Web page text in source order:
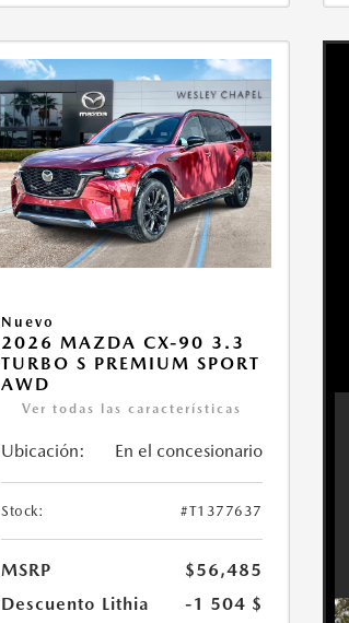
Nuevo
2026 MAZDA CX-90 3.3
TURBO S PREMIUM SPORT
AWD
Ver todas las características
Ubicación: En el concesionario
Stock: #T1377637
MSRP
$56,485
Descuento Lithia
-1 504 $